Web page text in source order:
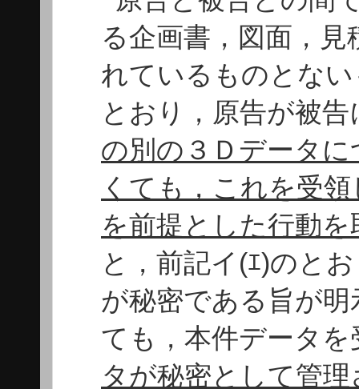
る企画書，図面，
れているものとな
とおり，原告が被
の別の３Ｄデータ
くても，これを受
を前提とした行動
と，前記イ(ｴ)のと
が秘密である旨が
ても，本件データ
タが秘密として管